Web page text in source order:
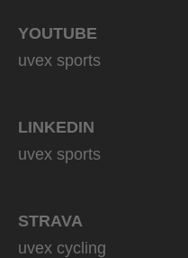
YOUTUBE
uvex sports
LINKEDIN
uvex sports
STRAVA
uvex cycling